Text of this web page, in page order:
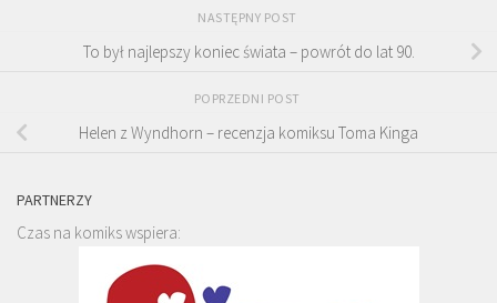
NASTĘPNY POST
To był najlepszy koniec świata – powrót do lat 90.
POPRZEDNI POST
Helen z Wyndhorn – recenzja komiksu Toma Kinga
PARTNERZY
Czas na komiks wspiera: